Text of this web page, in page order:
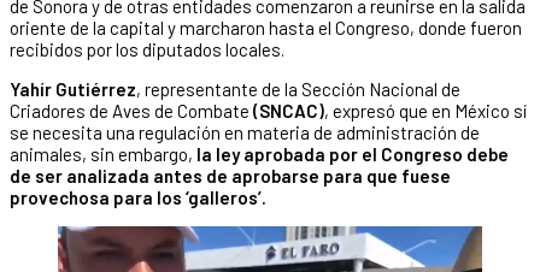
de Sonora y de otras entidades comenzaron a reunirse en la salida
oriente de la capital y marcharon hasta el Congreso, donde fueron
recibidos por los diputados locales.
Yahír Gutiérrez, representante de la Sección Nacional de
Criadores de Aves de Combate (SNCAC), expresó que en México sí
se necesita una regulación en materia de administración de
animales, sin embargo, la ley aprobada por el Congreso debe
de ser analizada antes de aprobarse para que fuese
provechosa para los ‘galleros’.